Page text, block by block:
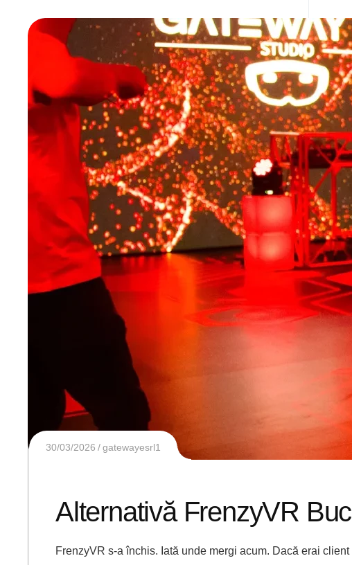
30/03/2026 gatewayesrl1
Alternativă FrenzyVR
FrenzyVR s-a închis. Iată unde mergi acum. Dacă erai